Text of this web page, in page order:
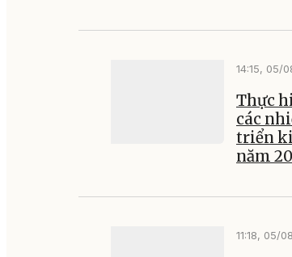
14:15, 05/
Thực
các
triển
năm
11:18, 05/